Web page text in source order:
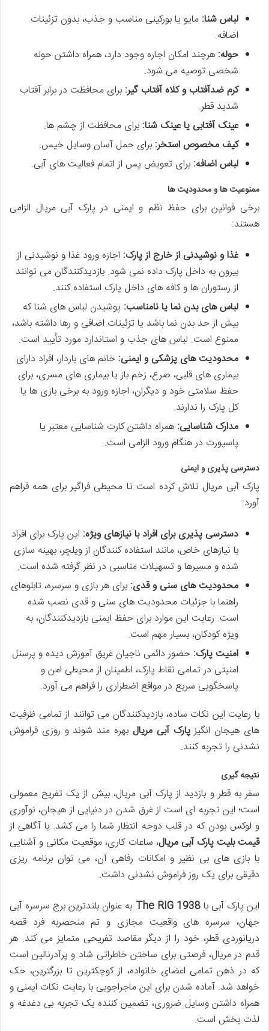
لباس شنا: مایو یا بورکینی مناسب و جذب، بدون تزئینات
اضافه.
حوله: هرچند امکان اجاره وجود دارد، همراه داشتن حوله
شخصی توصیه می شود.
کرم ضدآفتاب و کلاه آفتاب گیر: برای محافظت در برابر آفتاب
شدید قطر.
عینک آفتابی یا عینک شنا: برای محافظت از چشم ها.
کیف مخصوص استخر: برای حمل آسان وسایل خیس.
لباس اضافه: برای تعویض پس از اتمام فعالیت های آبی.
ممنوعیت ها و محدودیت ها
برخی قوانین برای حفظ نظم و ایمنی در پارک آبی مریال الزامی
هستند:
غذا و نوشیدنی از خارج از پارک: اجازه ورود غذا و نوشیدنی از
بیرون به داخل پارک داده نمی شود. بازدیدکنندگان می توانند
از رستوران ها و کافه های داخل پارک استفاده کنند.
لباس های بدن نما یا نامناسب: پوشیدن لباس های شنا که
بیش از حد بدن نما باشد یا تزئینات اضافی و رها داشته باشد،
ممنوع است. لباس های جذب و استاندارد مورد تأیید است.
محدودیت های پزشکی و ایمنی: خانم های باردار، افراد دارای
بیماری های قلبی، صرع، زخم باز یا بیماری های مسری، برای
حفظ سلامتی خود و دیگران، اجازه ورود به برخی بازی ها یا
کل پارک را ندارند.
مدارک شناسایی: همراه داشتن کارت شناسایی معتبر یا
پاسپورت در هنگام ورود الزامی است.
دسترسی پذیری و ایمنی
پارک آبی مریال تلاش کرده است تا محیطی فراگیر برای همه فراهم
آورد:
دسترسی پذیری برای افراد با نیازهای ویژه: این پارک برای افراد
با نیازهای خاص، مانند استفاده کنندگان از ویلچر، بهینه سازی
شده و مسیرها و تسهیلات مناسبی در نظر گرفته شده است.
محدودیت های سنی و قدی: برای هر بازی و سرسره، تابلوهای
راهنما با جزئیات محدودیت های سنی و قدی نصب شده
است. رعایت این موارد برای حفظ ایمنی بازدیدکنندگان، به
ویژه کودکان، بسیار مهم است.
امنیت پارک: حضور دائمی ناجیان غریق آموزش دیده و پرسنل
امنیتی در تمامی نقاط پارک، اطمینان از محیطی امن و
پاسخگویی سریع در مواقع اضطراری را فراهم می آورد.
با رعایت این نکات ساده، بازدیدکنندگان می توانند از تمامی ظرفیت
های هیجان انگیزپارک آبی مریال بهره مند شوند و روزی فراموش
نشدنی را تجربه کنند.
نتیجه گیری
سفر به قطر و بازدید از پارک آبی مریال، بیش از یک تفریح معمولی
است؛ این تجربه ای است از غرق شدن در دنیایی از هیجان، نوآوری
و لوکس بودن که در قلب دوحه انتظار شما را می کشد. با آگاهی از
قیمت بلیت پارک آبی مریال، ساعات کاری، موقعیت مکانی و آشنایی
با بازی های بی نظیر و امکانات رفاهی آن، می توان برنامه ریزی
دقیقی برای یک روز فراموش نشدنی داشت.
این پارک آبی باThe RIG 1938 به عنوان بلندترین برج سرسره آبی
جهان، سرسره های واقعیت مجازی و تم منحصربه فرد قصه
دریانوردی قطر، خود را از دیگر مقاصد تفریحی متمایز می کند. هر
قدم در مریال، فرصتی برای ساختن خاطراتی شاد و پرآدرنالین است
که در ذهن تمامی اعضای خانواده، از کوچکترین تا بزرگترین، حک
خواهد شد. آماده شدن برای این ماجراجویی با رعایت نکات ایمنی و
همراه داشتن وسایل ضروری، تضمین کننده یک تجربه بی دغدغه و
لذت بخش است.